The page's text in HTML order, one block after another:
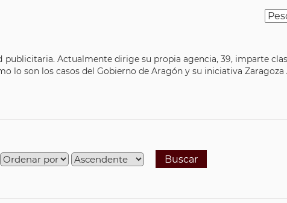
Actualmente dirige su propia agencia, 39, imparte
lo son los casos del Gobierno de Aragón y su iniciativa
Buscar